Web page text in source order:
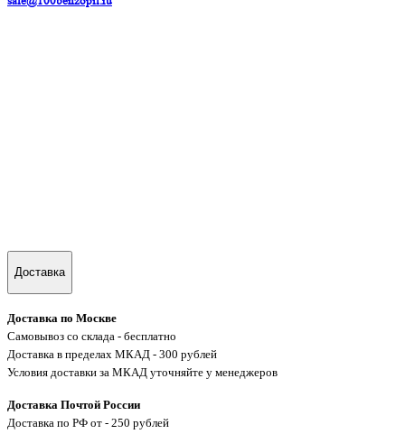
Доставка
Доставка по Москве
Самовывоз со склада - бесплатно
Доставка в пределах МКАД - 300 рублей
Условия доставки за МКАД уточняйте у менеджеров
Доставка Почтой России
Доставка по РФ от - 250 рублей